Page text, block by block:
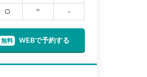
○ ℡ -
無料 WEBで予約する